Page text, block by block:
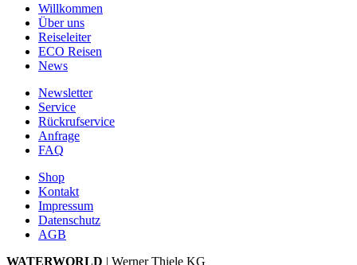
Willkommen
Über uns
Reiseleiter
ECO Reisen
News
Newsletter
Service
Rückrufservice
Anfrage
FAQ
Shop
Kontakt
Impressum
Datenschutz
AGB
WATERWORLD | Werner Thiele KG